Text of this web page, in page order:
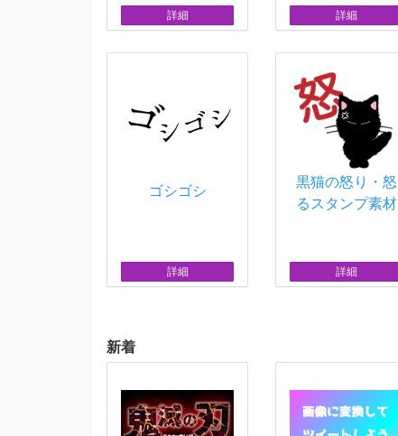
詳細 詳細
ゴシゴシ
詳細
黒猫の怒り・怒
るスタンプ素材
詳細
新着